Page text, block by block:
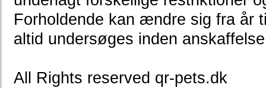
Forholdende kan ændre sig fra år
altid undersøges inden
All Rights reserved qr-pets.dk